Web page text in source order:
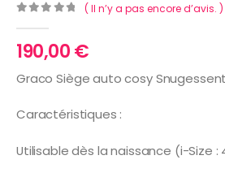
( Il n’y a pas encore d’avis. )
190,00€
Graco Siège auto cosy
Caractéristiques :
Utilisable dès la naissance (i-Size :